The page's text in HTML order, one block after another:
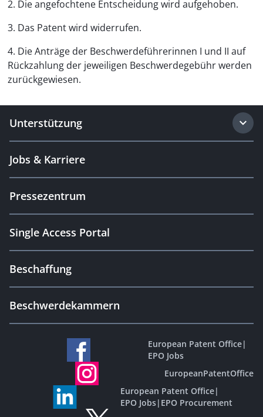
2. Die angefochtene Entscheidung wird aufgehoben.
3. Das Patent wird widerrufen.
4. Die Anträge der Beschwerdeführerinnen I und II auf
Rück­zahlung der jeweiligen Beschwerdegebühr werden
zurückgewiesen.
Unterstützung
Jobs & Karriere
Pressezentrum
Single Access Portal
Beschaffung
Beschwerdekammern
European Patent Office|
EPO Jobs
EuropeanPatentOffice
European Patent Office|
EPO Jobs| EPO Procurement